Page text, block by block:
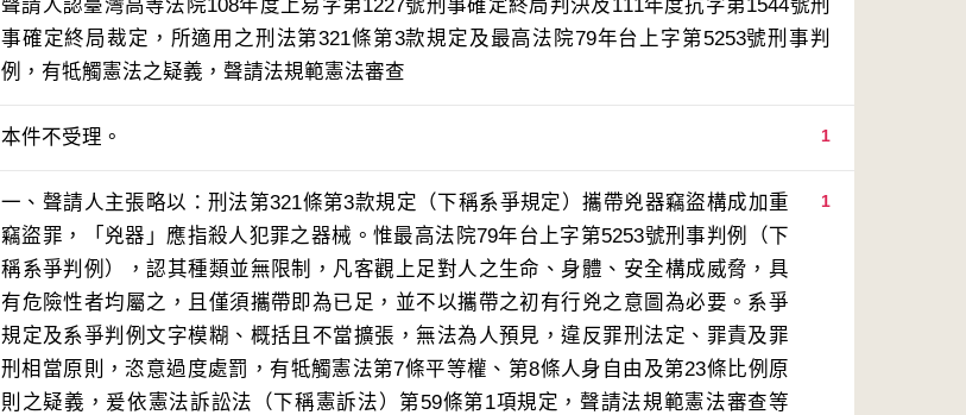
聲請人認臺灣高等法院108年度上易字第1227號刑事確定終局判決及111年度抗字第1544號刑
事確定終局裁定，所適用之刑法第321條第3款規定及最高法院79年台上字第5253號刑事判
例，有牴觸憲法之疑義，聲請法規範憲法審查
1
本件不受理。
1
一、聲請人主張略以：刑法第321條第3款規定（下稱系爭規定）攜帶兇器竊盜構成加重
竊盜罪，「兇器」應指殺人犯罪之器械。惟最高法院79年台上字第5253號刑事判例（下
稱系爭判例），認其種類並無限制，凡客觀上足對人之生命、身體、安全構成威脅，具
有危險性者均屬之，且僅須攜帶即為已足，並不以攜帶之初有行兇之意圖為必要。系爭
規定及系爭判例文字模糊、概括且不當擴張，無法為人預見，違反罪刑法定、罪責及罪
刑相當原則，恣意過度處罰，有牴觸憲法第7條平等權、第8條人身自由及第23條比例原
則之疑義，爰依憲法訴訟法（下稱憲訴法）第59條第1項規定，聲請法規範憲法審查等